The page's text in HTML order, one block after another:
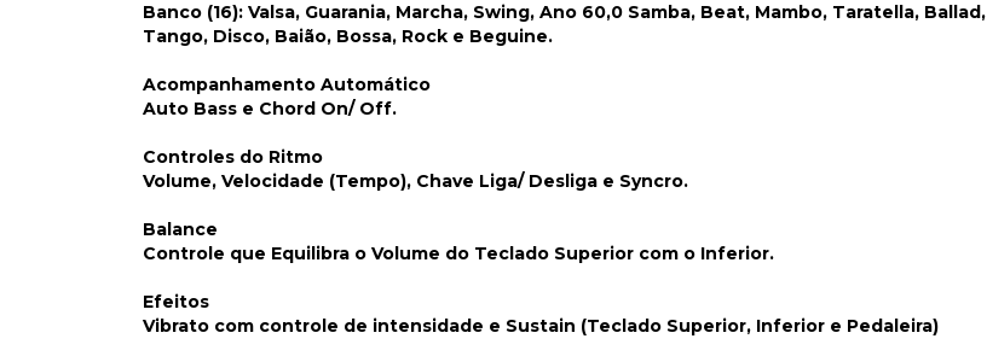
Banco (16): Valsa, Guarania, Marcha, Swing, Ano 60,0 Samba, Beat, Mambo, Taratella, Ballad,
Tango, Disco, Baião, Bossa, Rock e Beguine.
Acompanhamento Automático
Auto Bass e Chord On/ Off.
Controles do Ritmo
Volume, Velocidade (Tempo), Chave Liga/ Desliga e Syncro.
Balance
Controle que Equilibra o Volume do Teclado Superior com o Inferior.
Efeitos
Vibrato com controle de intensidade e Sustain (Teclado Superior, Inferior e Pedaleira)